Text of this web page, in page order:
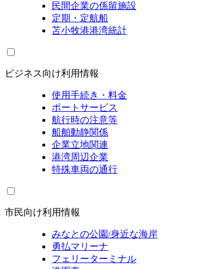
民間企業の係留施設
定期・定航船
苫小牧港港湾統計
ビジネス向け利用情報
使用手続き・料金
ポートサービス
航行時の注意等
船舶動静関係
企業立地関連
港湾周辺企業
特殊車両の通行
市民向け利用情報
みなとの公園/身近な海岸
勇払マリーナ
フェリーターミナル